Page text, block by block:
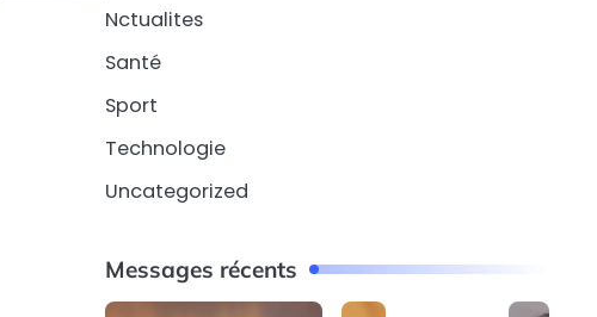
Nctualites
Santé
Sport
Technologie
Uncategorized
Messages récents